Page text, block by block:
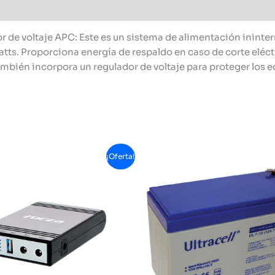
de voltaje APC: Este es un sistema de alimentación
Proporciona energía de respaldo en caso de corte
incorpora un regulador de voltaje para proteger los
¡Oferta!